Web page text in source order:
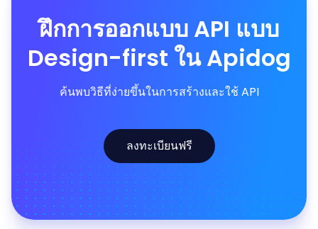
ฝึกการออกแบบ API แบบ
Design-first ใน Apidog
ค้นพบวิธีที่ง่ายขึ้นในการสร้างและใช้ API
ลงทะเบียนฟรี